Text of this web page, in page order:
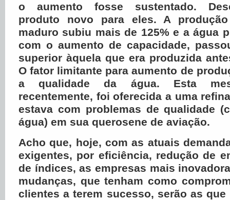
o aumento fosse sustentado.
produto novo para eles. A
maduro subiu mais de 125% e a água
com o aumento de capacidade,
superior àquela que era produzida
O fator limitante para aumento de
a qualidade da água. Esta
recentemente, foi oferecida a uma
estava com problemas de qualidade
água) em sua querosene de aviação.
Acho que, hoje, com as atuais
exigentes, por eficiência, redução de
de índices, as empresas mais
mudanças, que tenham como
clientes a terem sucesso, serão as